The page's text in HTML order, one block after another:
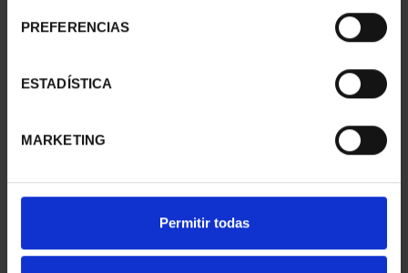
PREFERENCIAS
ESTADÍSTICA
MARKETING
Permitir todas
- ÁVILA
73,00 €
II - SALAMANCA